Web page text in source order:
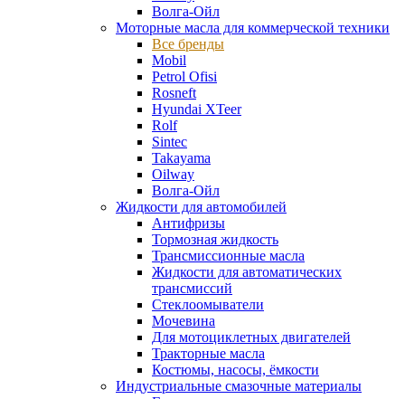
Волга-Ойл
Моторные масла для коммерческой техники
Все бренды
Mobil
Petrol Ofisi
Rosneft
Hyundai XTeer
Rolf
Sintec
Takayama
Oilway
Волга-Ойл
Жидкости для автомобилей
Антифризы
Тормозная жидкость
Трансмиссионные масла
Жидкости для автоматических
трансмиссий
Стеклоомыватели
Мочевина
Для мотоциклетных двигателей
Тракторные масла
Костюмы, насосы, ёмкости
Индустриальные смазочные материалы